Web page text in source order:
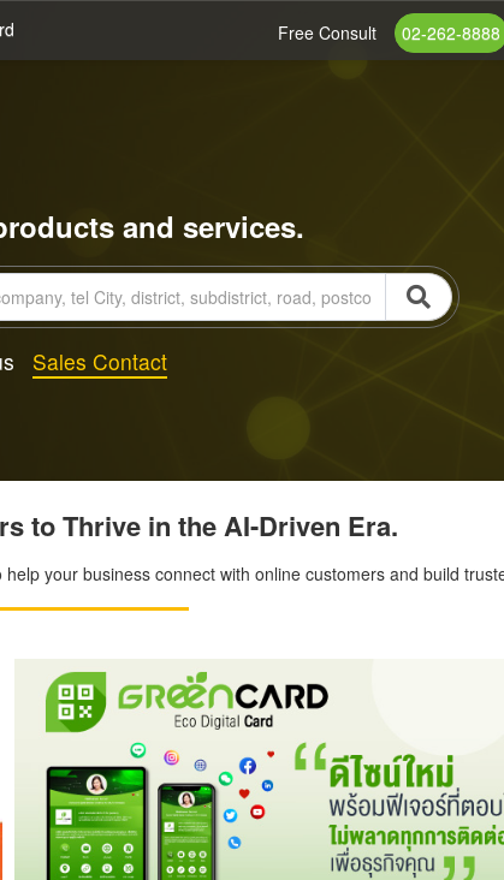
Free Consult 02-262-8888
and services.
Sales Contact
to Thrive in the AI-Driven Era.
your business connect with online customers and build